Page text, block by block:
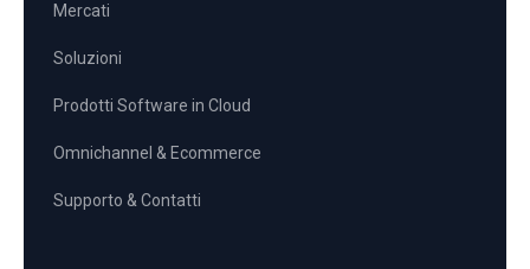
Mercati
Soluzioni
Prodotti Software in Cloud
Omnichannel & Ecommerce
Supporto & Contatti